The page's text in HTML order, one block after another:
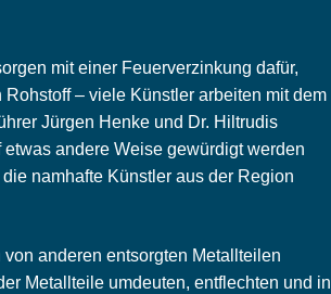
mit einer Feuerverzinkung dafür,
– viele Künstler arbeiten mit dem
Jürgen Henke und Dr. Hiltrudis
andere Weise gewürdigt werden
namhafte Künstler aus der Region
anderen entsorgten Metallteilen
Metallteile umdeuten, entflechten und in